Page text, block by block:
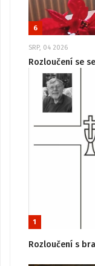
6
SRP, 04 2026
Rozloučení se
1
Rozloučení s